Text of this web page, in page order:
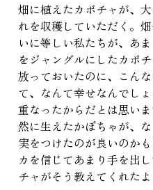
畑に植えたカボチャが、
れを収穫していただく。
いに等しい私たちが、あ
をジャングルにしたカボ
放っておいたのに、こん
て、なんて幸せなんでし
重なったからだとは思い
然に生えたかぼちゃが、
実をつけたのが良いのか
カを信じてあまり手を出
チャがそう教えてくれたよ